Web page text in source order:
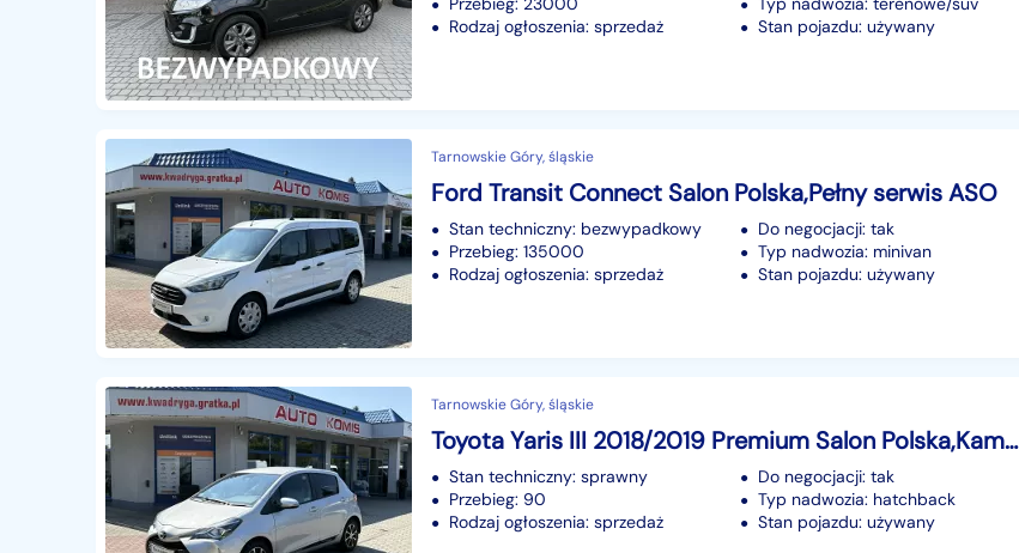
Rodzaj ogłoszenia: sprzedaż
Stan pojazdu: używany
Tarnowskie Góry, śląskie
Ford Transit Connect Salon Polska,Pełny serwis ASO
Stan techniczny: bezwypadkowy
Przebieg: 135000
Rodzaj ogłoszenia: sprzedaż
Do negocjacji: tak
Typ nadwozia: minivan
Stan pojazdu: używany
Tarnowskie Góry, śląskie
Toyota Yaris III 2018/2019 Premium Salon Polska,Kamera
Stan techniczny: sprawny
Przebieg: 90
Rodzaj ogłoszenia: sprzedaż
Do negocjacji: tak
Typ nadwozia: hatchback
Stan pojazdu: używany